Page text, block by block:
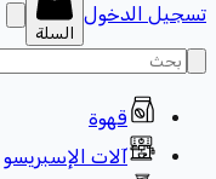
تسجيل الدخول
السلة
قهوة
آلات الإسبريسو